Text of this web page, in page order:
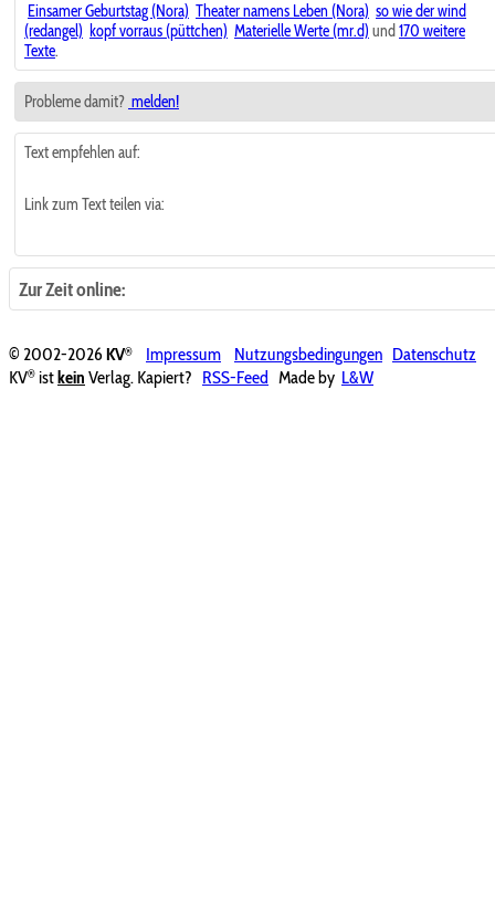
Einsamer Geburtstag (Nora) Theater namens Leben (Nora) so wie der wind
(redangel) kopf vorraus (püttchen) Materielle Werte (mr.d) und 170 weitere
Texte.
Probleme damit? melden!
Text empfehlen auf:
Link zum Text teilen via:
Zur Zeit online:
© 2002-2026KV® Impressum Nutzungsbedingungen Datenschutz
KV® ist kein Verlag. Kapiert? RSS-Feed Made by L&W